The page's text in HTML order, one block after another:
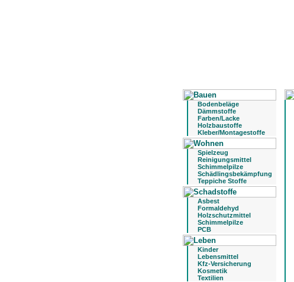
Bodenbeläge
Dämmstoffe
Farben/Lacke
Holzbaustoffe
Kleber/Montagestoffe
Spielzeug
Reinigungsmittel
Schimmelpilze
Schädlingsbekämpfung
Teppiche Stoffe
Asbest
Formaldehyd
Holzschutzmittel
Schimmelpilze
PCB
Kinder
Lebensmittel
Kfz-Versicherung
Kosmetik
Textilien